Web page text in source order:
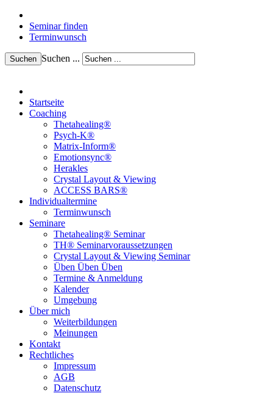
Seminar finden
Terminwunsch
Suchen Suchen ...
Startseite
Coaching
Thetahealing®
Psych-K®
Matrix-Inform®
Emotionsync®
Herakles
Crystal Layout & Viewing
ACCESS BARS®
Individualtermine
Terminwunsch
Seminare
Thetahealing® Seminar
TH® Seminarvoraussetzungen
Crystal Layout & Viewing Seminar
Üben Üben Üben
Termine & Anmeldung
Kalender
Umgebung
Über mich
Weiterbildungen
Meinungen
Kontakt
Rechtliches
Impressum
AGB
Datenschutz